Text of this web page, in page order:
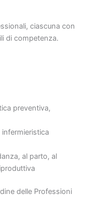
ciascuna con
di competenza.
preventiva,
al parto, al
delle Professioni